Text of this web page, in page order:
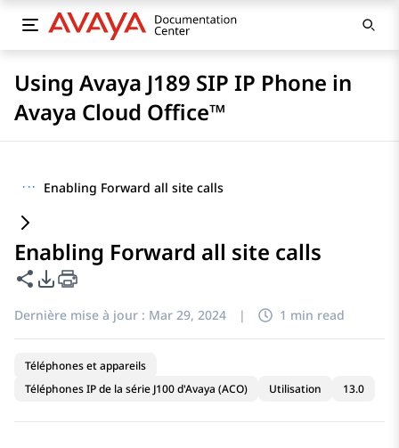
Using Avaya J189 SIP IP Phone in
Avaya Cloud Office™
··· Enabling Forward all site calls
Enabling Forward all site calls
Partager cette page
Options d'exportation PDF
Dernière mise à jour : Mar 29, 2024 | 1 min read
Téléphones et appareils
Téléphones IP de la série J100 d'Avaya (ACO)
Utilisation 13.0